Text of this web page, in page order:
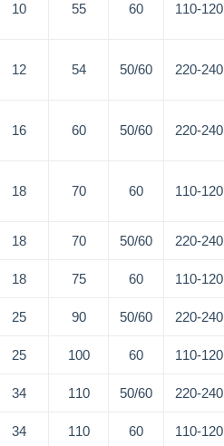
110-120
60
55
10
220-240
50/60
54
12
220-240
50/60
60
16
110-120
60
70
18
220-240
50/60
70
18
110-120
60
75
18
220-240
50/60
90
25
110-120
60
100
25
220-240
50/60
110
34
110-120
60
110
34